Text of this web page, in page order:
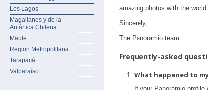
Los Lagos
Magallanes y de la
Antártica Chilena
Maule
Region Metropolitana
Tarapacá
Valparaíso